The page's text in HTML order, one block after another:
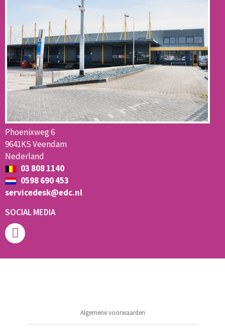
Phoenixweg 6
9641KS Veendam
Nederland
03 808 1140
0598 690 453
servicedesk@edc.nl
SOCIAL MEDIA
Algemene voorwaarden